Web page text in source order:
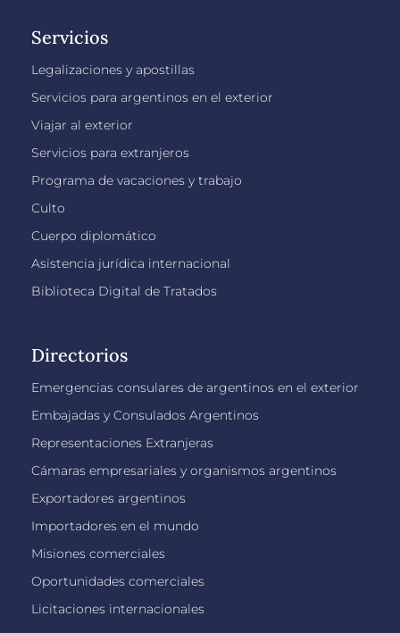
Servicios
Legalizaciones y apostillas
Servicios para argentinos en el exterior
Viajar al exterior
Servicios para extranjeros
Programa de vacaciones y trabajo
Culto
Cuerpo diplomático
Asistencia jurídica internacional
Biblioteca Digital de Tratados
Directorios
Emergencias consulares de argentinos en el exterior
Embajadas y Consulados Argentinos
Representaciones Extranjeras
Cámaras empresariales y organismos argentinos
Exportadores argentinos
Importadores en el mundo
Misiones comerciales
Oportunidades comerciales
Licitaciones internacionales